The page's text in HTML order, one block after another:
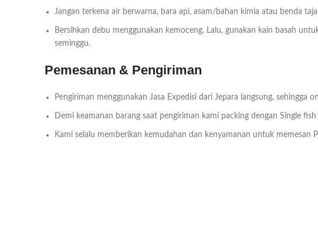
Jangan terkena air berwarna, bara api, asam/bahan kimia atau benda
Bersihkan debu menggunakan kemoceng. Lalu, gunakan kain basah
seminggu.
Pemesanan & Pengiriman
Pengiriman menggunakan Jasa Expedisi dari Jepara langsung, sehingga
Demi keamanan barang saat pengiriman kami packing dengan Single
Kami selalu memberikan kemudahan dan kenyamanan untuk memesan